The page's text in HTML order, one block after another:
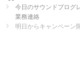
今日のサウンドプログ
業務連絡
明日からキャンペーン